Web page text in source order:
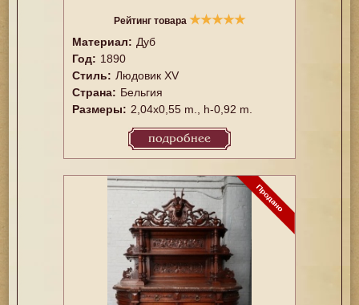
Рейтинг товара ★★★★★
Материал: Дуб
Год: 1890
Стиль: Людовик XV
Страна: Бельгия
Размеры: 2,04x0,55 m., h-0,92 m.
подробнее